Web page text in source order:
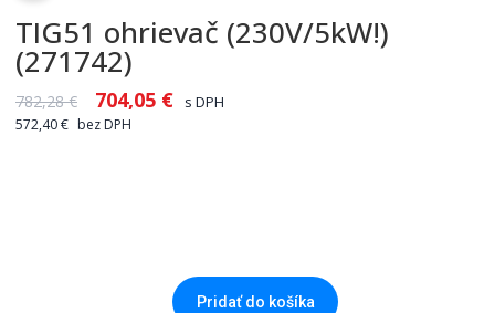
TIG51 ohrievač (230V/5kW!)
(271742)
782,28€ 704,05 € s DPH
572,40€ bez DPH
Pridať do košíka